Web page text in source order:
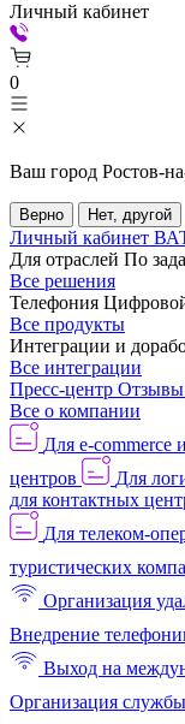
Личный кабинет
0
Ваш город Ростов-
Верно Нет, другой
Личный кабинет
Для отраслей По
Все решения
Телефония
Все продукты
Интеграции и
Все интеграции
Пресс-центр Отзывы
Все о компании
Для e-commerce
центров
Для
для контактных
Для телеком-
туристических
Организация
Внедрение
Выход на
Организация